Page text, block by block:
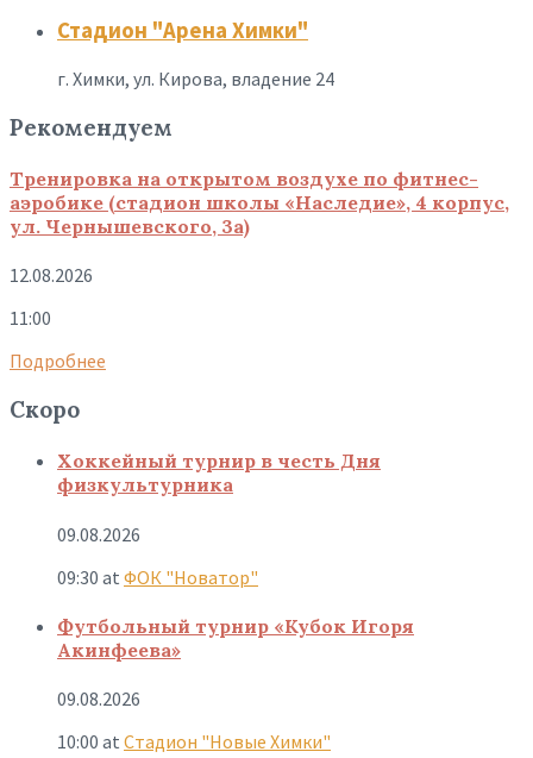
Стадион "Арена Химки"
г. Химки, ул. Кирова, владение 24
Рекомендуем
Тренировка на открытом воздухе по фитнес-
аэробике (стадион школы «Наследие», 4 корпус,
ул. Чернышевского, 3а)
12.08.2026
11:00
Подробнее
Скоро
Хоккейный турнир в честь Дня
физкультурника
09.08.2026
09:30 at ФОК "Новатор"
Футбольный турнир «Кубок Игоря
Акинфеева»
09.08.2026
10:00 at Стадион "Новые Химки"